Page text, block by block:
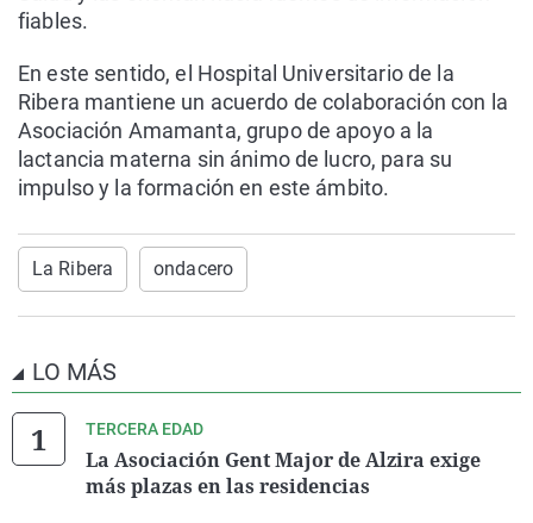
fiables.
En este sentido, el Hospital Universitario de la
Ribera mantiene un acuerdo de colaboración con la
Asociación Amamanta, grupo de apoyo a la
lactancia materna sin ánimo de lucro, para su
impulso y la formación en este ámbito.
La Ribera ondacero
LO MÁS
TERCERA EDAD
La Asociación Gent Major de Alzira exige
más plazas en las residencias